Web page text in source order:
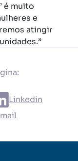
é muito
e
atingir
Linkedin